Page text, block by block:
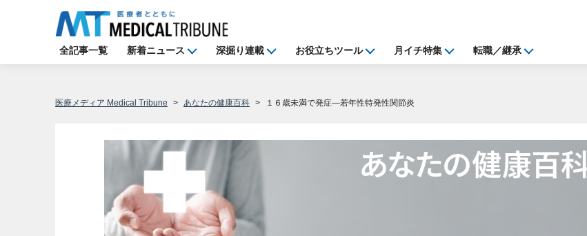
全記事一覧 新着ニュース 深掘り連載 お役立ちツール 月イチ特集 転職／継承
医療メディア Medical Tribune あなたの健康百科 １６歳未満で発症―若年性特発性関節炎